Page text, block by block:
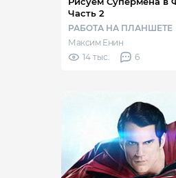
Часть 2
РАБОТА НА ПЛАНШЕТЕ
Максим Енин
14 тыс.
6